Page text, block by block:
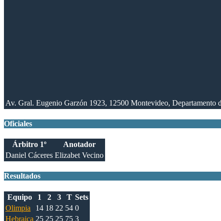
Av. Gral. Eugenio Garzón 1923, 12500 Montevideo, Departamento
Oficiales
Árbitro 1º
Anotador
Daniel Cáceres Elizabet Vecino
Resultados
Equipo 1 2 3 T Sets
Olimpia
14 18 22 54 0
Hebraica 25 25 25 75 3